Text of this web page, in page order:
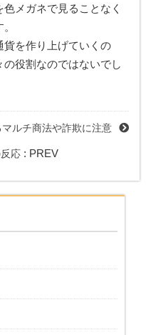
メガネで見ることなく
を作り上げていくの
役割なのではないでし
ルチ商法や詐欺に注意
応: PREV